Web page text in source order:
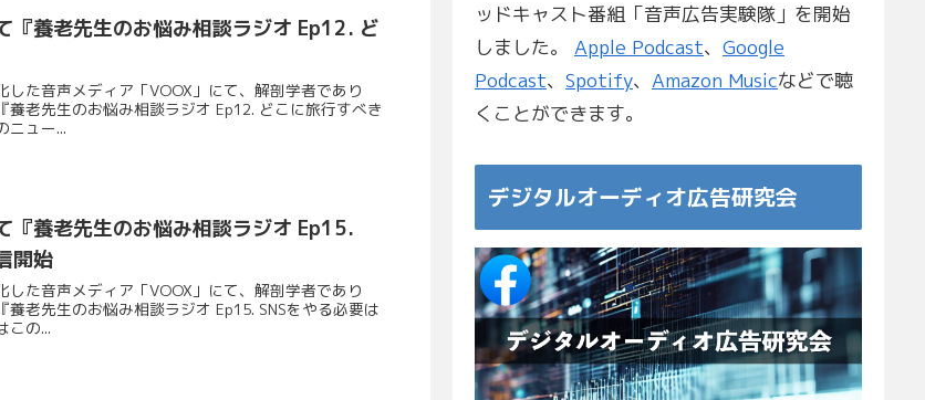
『養老先生のお悩み相談ラジオ Ep12. ど
た音声メディア「VOOX」にて、解剖学者であり
養老先生のお悩み相談ラジオ Ep12. どこに旅行すべき
ニュー...
『養老先生のお悩み相談ラジオ Ep15.
開始
た音声メディア「VOOX」にて、解剖学者であり
養老先生のお悩み相談ラジオ Ep15. SNSをやる必要は
この...
ッドキャスト番組「音声広告実験隊」を開始
しました。 Apple Podcast、 Google
Podcast、 Spotify、 Amazon Musicなどで聴
くことができます。
デジタルオーディオ広告研究会